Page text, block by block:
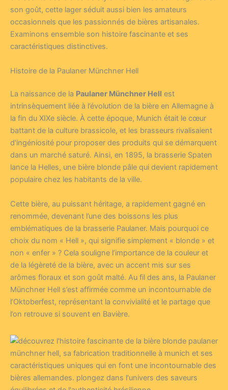
son goût, cette lager séduit aussi bien les amateurs
occasionnels que les passionnés de bières artisanales.
Examinons ensemble son histoire fascinante et ses
caractéristiques distinctives.
Histoire de la Paulaner Münchner Hell
La naissance de la Paulaner Münchner Hell est
intrinsèquement liée à l’évolution de la bière en Allemagne à
la fin du XIXe siècle. À cette époque, Munich était le cœur
battant de la culture brassicole, et les brasseurs rivalisaient
d’ingéniosité pour proposer des produits qui se démarquent
dans un marché saturé. Ainsi, en 1895, la brasserie Spaten
lance la Helles, une bière blonde pâle qui devient rapidement
populaire chez les habitants de la ville.
Cette bière, au puissant héritage, a rapidement gagné en
renommée, devenant l’une des boissons les plus
emblématiques de la brasserie Paulaner. Mais pourquoi ce
choix du nom « Hell », qui signifie simplement « blonde » et
non « enfer » ? Cela souligne l’importance de la couleur et
de la légèreté de la bière, avec un accent mis sur ses
arômes floraux et son goût malté. Au fil des ans, la Paulaner
Münchner Hell s’est affirmée comme un incontournable de
l’Oktoberfest, représentant la convivialité et le partage que
l’on retrouve si souvent en Bavière.